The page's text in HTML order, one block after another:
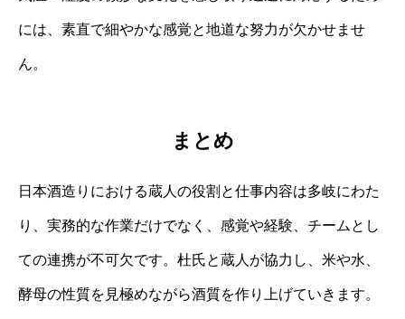
には、素直で細やかな感覚と地道な努力が欠かせませ
ん。
まとめ
日本酒造りにおける蔵人の役割と仕事内容は多岐にわた
り、実務的な作業だけでなく、感覚や経験、チームとし
ての連携が不可欠です。杜氏と蔵人が協力し、米や水、
酵母の性質を見極めながら酒質を作り上げていきます。